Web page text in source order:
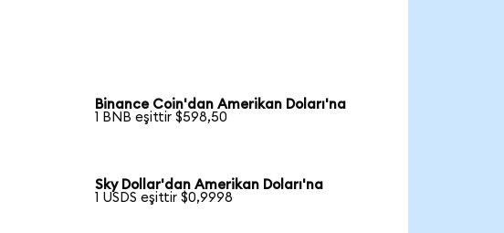
Binance Coin'dan Amerikan Doları'na
1 BNB eşittir $598,50
Sky Dollar'dan Amerikan Doları'na
1 USDS eşittir $0,9998